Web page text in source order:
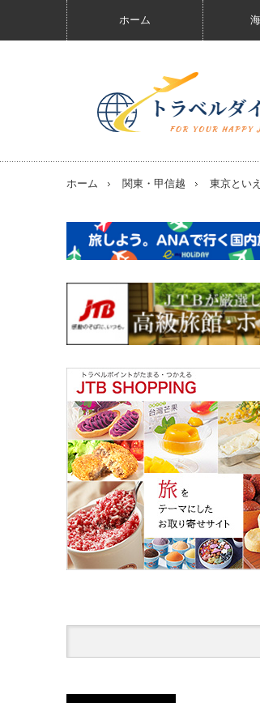
ホーム
ホーム 関東・甲信越 東京とい